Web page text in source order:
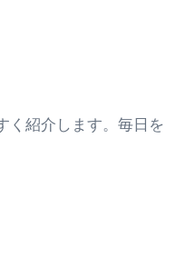
く紹介します。毎日を